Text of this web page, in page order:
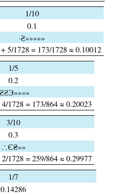
1/10
0.1
·Ƨ»»»»»
5/1728 = 173/1728 ≈ 0.10012
1/5
0.2
1728 = 173/864 ≈ 0.20023
3/10
0.3
∴Є₴»»
1728 = 259/864 ≈ 0.29977
1/7
0.14286